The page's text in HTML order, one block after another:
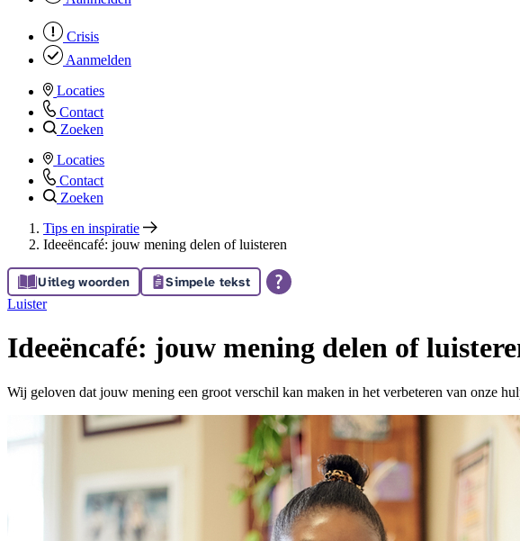
Crisis
Aanmelden
Locaties
Contact
Zoeken
Locaties
Contact
Zoeken
Tips en inspiratie
Ideeëncafé: jouw mening delen of luisteren
Uitleg woorden Simpele tekst
Luister
Ideeëncafé: jouw mening delen of
Wij geloven dat jouw mening een groot verschil kan maken in het verbeteren van onze